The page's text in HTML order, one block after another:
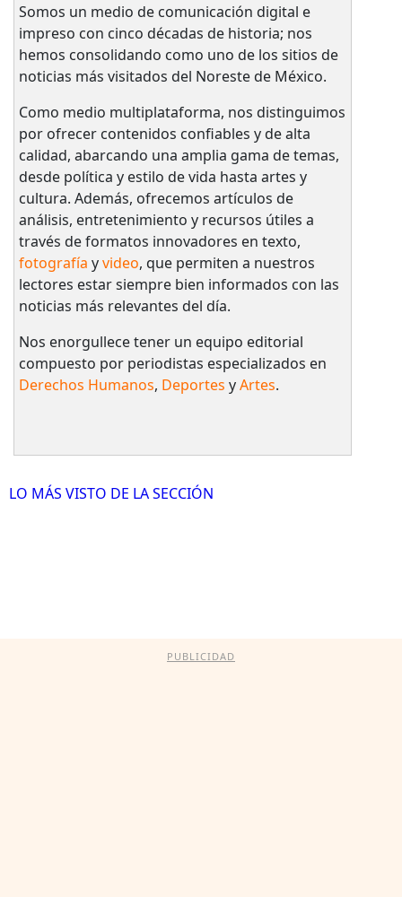
Somos un medio de comunicación digital e
impreso con cinco décadas de historia; nos
hemos consolidando como uno de los sitios de
noticias más visitados del Noreste de México.
Como medio multiplataforma, nos distinguimos
por ofrecer contenidos confiables y de alta
calidad, abarcando una amplia gama de temas,
desde política y estilo de vida hasta artes y
cultura. Además, ofrecemos artículos de
análisis, entretenimiento y recursos útiles a
través de formatos innovadores en texto,
fotografía yvideo, que permiten a nuestros
lectores estar siempre bien informados con las
noticias más relevantes del día.
Nos enorgullece tener un equipo editorial
compuesto por periodistas especializados en
Derechos Humanos, Deportes yArtes.
LO MÁS VISTO DE LA SECCIÓN
PUBLICIDAD